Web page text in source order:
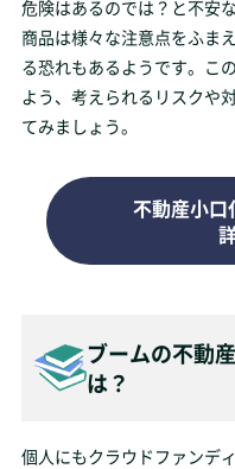
危険はあるのでは？と不安
商品は様々な注意点をふま
る恐れもあるようです。こ
よう、考えられるリスクや
てみましょう。
不動産小口
ブームの不動
は？
個人にもクラウドファンデ